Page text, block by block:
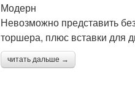
Модерн
Невозможно представить
торшера, плюс вставки для
читать дальше →